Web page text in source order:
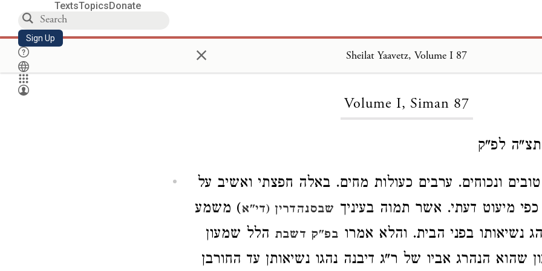
TextsTopicsDonate
Sign Up × Sheilat Yaavetz, Volume I 87
Volume I, Siman 87
לפ"ק
ונכוחים. ערבים כעולות מחים. באלה חפצתי ואשיב על
מיעוט דעתי. אשר תמוה בעיניך שבסנהדרין (די"א) משמע
נשיאותו בפני הבית. והלא אמרו בפ"ק דשבת הלל שמעון
שהוא הנהרג אביו של ר"ג דיבנה נהגו נשיאותן עד החורבן